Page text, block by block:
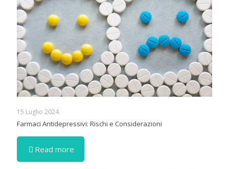
15 Luglio 2024
Farmaci Antidepressivi: Rischi e Considerazioni
Read more